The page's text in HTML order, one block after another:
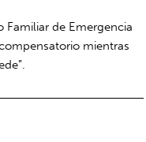
Familiar de Emergencia
mientras